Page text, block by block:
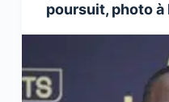
n
u
poursuit, photo à